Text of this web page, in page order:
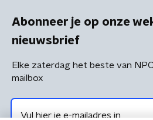
Abonneer je op onze
nieuwsbrief
Elke zaterdag het beste van
mailbox